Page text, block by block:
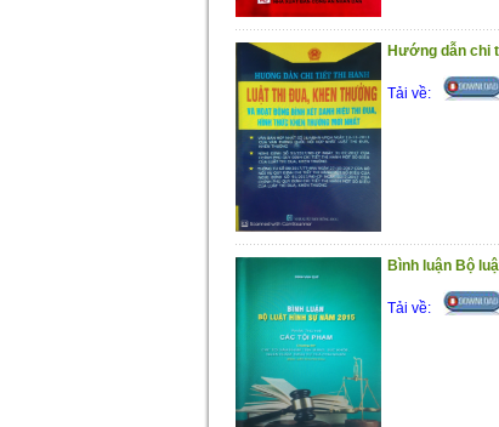
Hướng dẫn chi
Tải về:
Bình luận Bộ
Tải về: